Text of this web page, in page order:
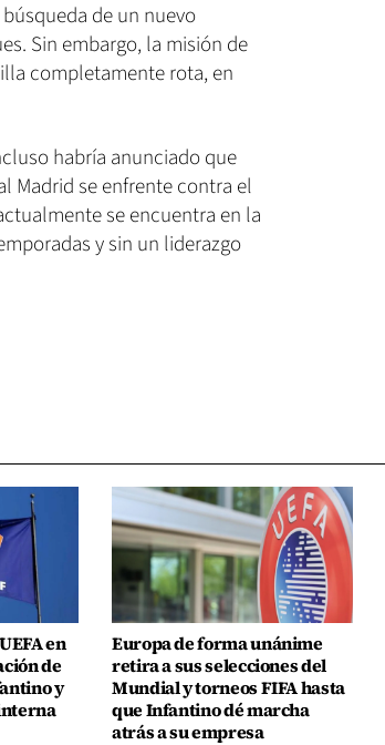
de un nuevo
Sin embargo, la misión de
completamente rota, en
habría anunciado que
Madrid se enfrente contra el
se encuentra en la
y sin un liderazgo
en
de
y
Europa de forma unánime
retira a sus selecciones del
Mundial y torneos FIFA hasta
que Infantino dé marcha
atrás a su empresa